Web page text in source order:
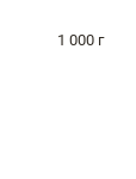
1 000 г